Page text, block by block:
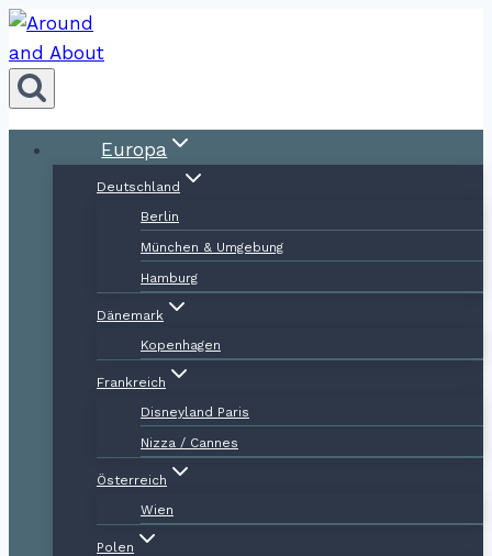
Zum
Inhalt
springen
Europa
Deutschland
Berlin
München & Umgebung
Hamburg
Dänemark
Kopenhagen
Frankreich
Disneyland Paris
Nizza / Cannes
Österreich
Wien
Polen